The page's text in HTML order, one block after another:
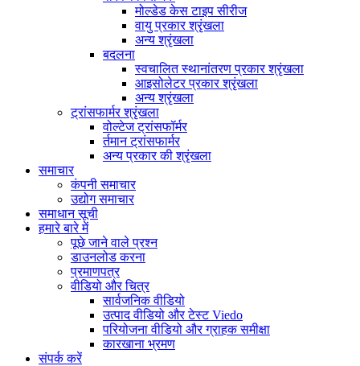
मोल्डेड केस टाइप सीरीज
वायु प्रकार श्रृंखला
अन्य श्रृंखला
बदलना
स्वचालित स्थानांतरण प्रकार श्रृंखला
आइसोलेटर प्रकार श्रृंखला
अन्य श्रृंखला
ट्रांसफार्मर श्रृंखला
वोल्टेज ट्रांसफॉर्मर
र्तमान ट्रांसफार्मर
अन्य प्रकार की श्रृंखला
समाचार
कंपनी समाचार
उद्योग समाचार
समाधान सूची
हमारे बारे में
पूछे जाने वाले प्रश्न
डाउनलोड करना
प्रमाणपत्र
वीडियो और चित्र
सार्वजनिक वीडियो
उत्पाद वीडियो और टेस्ट Viedo
परियोजना वीडियो और ग्राहक समीक्षा
कारखाना भ्रमण
संपर्क करें